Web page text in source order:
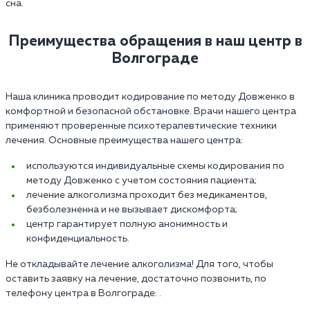
сна.
Преимущества обращения в наш центр в
Волгограде
Наша клиника проводит кодирование по методу Довженко в
комфортной и безопасной обстановке. Врачи нашего центра
применяют проверенные психотерапевтические техники
лечения. Основные преимущества нашего центра:
используются индивидуальные схемы кодирования по
методу Довженко с учетом состояния пациента;
лечение алкоголизма проходит без медикаментов,
безболезненна и не вызывает дискомфорта;
центр гарантирует полную анонимность и
конфиденциальность.
Не откладывайте лечение алкоголизма! Для того, чтобы
оставить заявку на лечение, достаточно позвонить, по
телефону центра в Волгограде: .